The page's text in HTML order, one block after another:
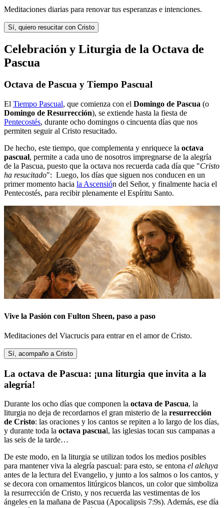
Meditaciones diarias para renovar tus esperanzas e intenciones.
Sí, quiero resucitar con Cristo
Celebración y Liturgia de la Octava de
Pascua
Octava de Pascua y Tiempo Pascual
El Tiempo Pascual, que comienza con el Domingo de Pascua (o
Domingo de Resurrección), se extiende hasta la fiesta de
Pentecostés, durante ocho domingos o cincuenta días que nos
permiten seguir al Cristo resucitado.
De hecho, este tiempo, que complementa y enriquece la octava
pascual, permite a cada uno de nosotros impregnarse de la alegría
de la Pascua, puesto que la octava nos recuerda cada día que "Cristo
ha resucitado": Luego, los días que siguen nos conducen en un
primer momento hacia la Ascensión del Señor, y finalmente hacia el
Pentecostés, para recibir plenamente el Espíritu Santo.
Vive la Pasión con Fulton Sheen, paso a paso
Meditaciones del Viacrucis para entrar en el amor de Cristo.
Sí, acompaño a Cristo
La octava de Pascua: ¡una liturgia que invita a la
alegría!
Durante los ocho días que componen la octava de Pascua, la
liturgia no deja de recordarnos el gran misterio de la resurrección
de Cristo: las oraciones y los cantos se repiten a lo largo de los días,
y durante toda la octava pascual, las iglesias tocan sus campanas a
las seis de la tarde…
De este modo, en la liturgia se utilizan todos los medios posibles
para mantener viva la alegría pascual: para esto, se entona el aleluya
antes de la lectura del Evangelio, y junto a los salmos o los cantos, y
se decora con ornamentos litúrgicos blancos, un color que simboliza
la resurrección de Cristo, y nos recuerda las vestimentas de los
ángeles en la mañana de Pascua (Apocalipsis 7:9s). Además, ese día